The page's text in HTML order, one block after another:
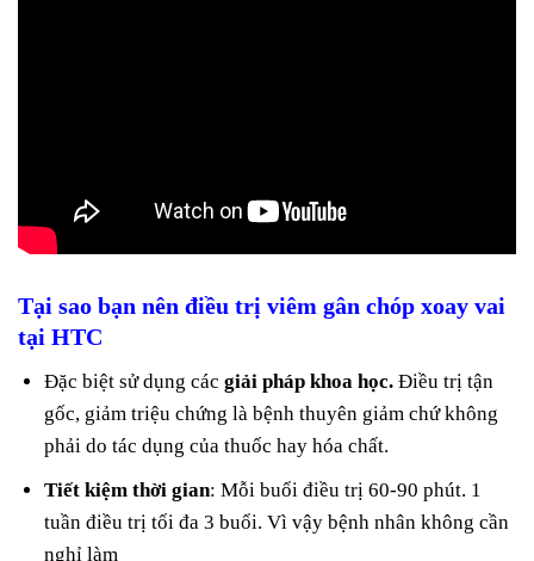
Tại sao bạn nên điều trị viêm gân chóp xoay vai
tại HTC
Đặc biệt sử dụng cácgiải pháp khoa học. Điều trị tận
gốc, giảm triệu chứng là bệnh thuyên giảm chứ không
phải do tác dụng của thuốc hay hóa chất.
Tiết kiệm thời gian: Mỗi buổi điều trị 60-90 phút. 1
tuần điều trị tối đa 3 buổi. Vì vậy bệnh nhân không cần
nghỉ làm